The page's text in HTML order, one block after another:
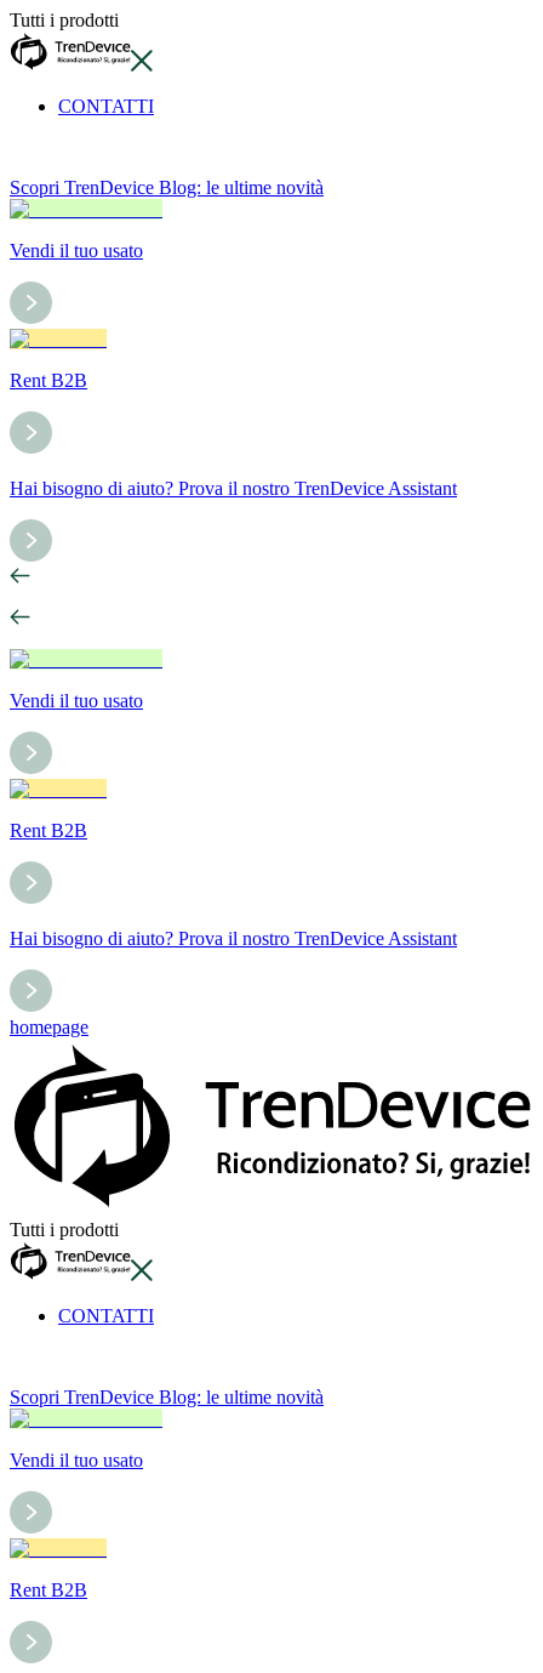
Tutti i prodotti
CONTATTI
Scopri TrenDevice Blog: le ultime novità
Vendi il tuo usato
Rent B2B
Hai bisogno di aiuto? Prova il nostro TrenDevice Assistant
Vendi il tuo usato
Rent B2B
Hai bisogno di aiuto? Prova il nostro TrenDevice Assistant
homepage
Tutti i prodotti
CONTATTI
Scopri TrenDevice Blog: le ultime novità
Vendi il tuo usato
Rent B2B